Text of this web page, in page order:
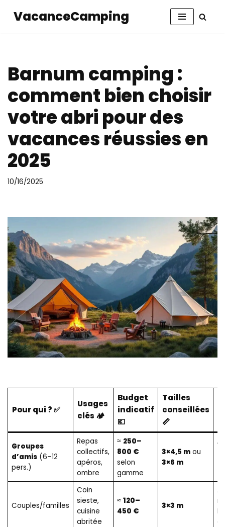
VacanceCamping
Barnum camping :
comment bien choisir
votre abri pour des
vacances réussies en
2025
10/16/2025
Pour qui ? ✅
Usages
clés 🏕️
Budget
indicatif
💶
Tailles
conseillées
📏
Groupes
d’amis(6–12
pers.)
Repas
collectifs,
apéros,
ombre
≈ 250–
800 €
selon
gamme
3×4,5 mou
3×6 m
Couples/familles
Coin
sieste,
cuisine
abritée
≈ 120–
450 €
3×3 m